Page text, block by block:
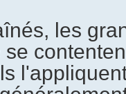
les